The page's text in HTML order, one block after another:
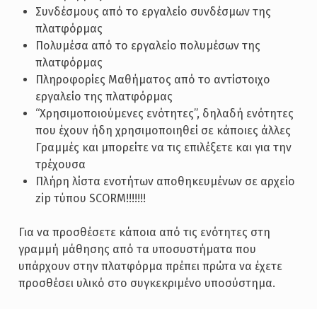
Συνδέσμους από το εργαλείο συνδέσμων της
πλατφόρμας
Πολυμέσα από το εργαλείο πολυμέσων της
πλατφόρμας
Πληροφορίες Μαθήματος από το αντίστοιχο
εργαλείο της πλατφόρμας
“Χρησιμοποιούμενες ενότητες”, δηλαδή ενότητες
που έχουν ήδη χρησιμοποιηθεί σε κάποιες άλλες
Γραμμές και μπορείτε να τις επιλέξετε και για την
τρέχουσα
Πλήρη λίστα ενοτήτων αποθηκευμένων σε αρχείο
zip τύπου SCORM!!!!!!!
Για να προσθέσετε κάποια από τις ενότητες στη
γραμμή μάθησης από τα υποσυστήματα που
υπάρχουν στην πλατφόρμα πρέπει πρώτα να έχετε
προσθέσει υλικό στο συγκεκριμένο υποσύστημα.